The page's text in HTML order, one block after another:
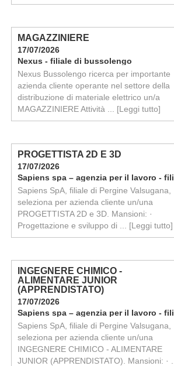
MAGAZZINIERE
17/07/2026
Nexus - filiale di bussolengo
Nexus Bussolengo ricerca per importante
azienda cliente operante nel settore della
distribuzione di materiale elettrico un/a
MAGAZZINIERE Attività ... [Leggi tutto]
PROGETTISTA 2D E 3D
17/07/2026
Sapiens SpA, filiale di Pergine Valsugana,
seleziona per azienda cliente un/una
PROGETTISTA 2D e 3D. Mansioni: ·
Progettazione e sviluppo di ... [Leggi tutto]
INGEGNERE CHIMICO -
ALIMENTARE JUNIOR
(APPRENDISTATO)
17/07/2026
Sapiens SpA, filiale di Pergine Valsugana,
seleziona per azienda cliente un/una
INGEGNERE CHIMICO - ALIMENTARE
JUNIOR (APPRENDISTATO). Mansioni: · ...